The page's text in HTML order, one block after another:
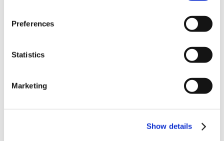
Preferences
Statistics
Marketing
Show details
dell’innovazione. Anche i
dipendenti caregiver
Prendersi cura di una persona cara è un’occasione
di sviluppo di competenze come capacità di
risultato (solo per citarne alcune) trasferibili nella
una grande sfida – ma anche una grande